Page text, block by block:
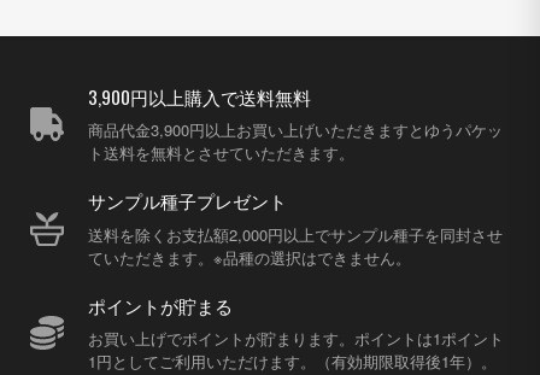
3,900円以上購入で送料無料
商品代金3,900円以上お買い上げいただきますとゆうパケッ
ト送料を無料とさせていただきます。
サンプル種子プレゼント
送料を除くお支払額2,000円以上でサンプル種子を同封させ
ていただきます。※品種の選択はできません。
ポイントが貯まる
お買い上げでポイントが貯まります。ポイントは1ポイント
1円としてご利用いただけます。（有効期限取得後1年）。